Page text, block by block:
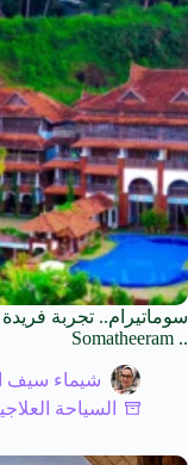
سوماتيرام.. تجربة فريدة
.. Somatheeram
شيماء سيف
السياحة